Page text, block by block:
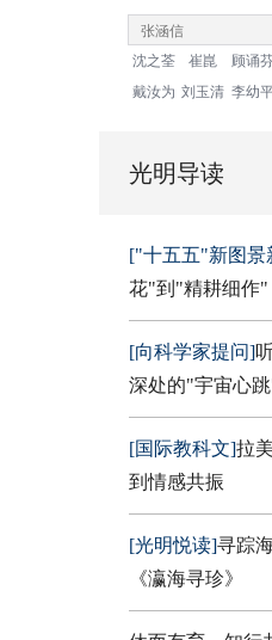
沈之荃 崔崑 顾诵
戴汝为 刘玉清 李幼
光明导读
["十五五"新图景
花"到"精耕细作"
[向科学家提问]
深处的"宇宙心
[国际教科文]拉
到情感共振
[光明悦读]寻踪
《瀛海寻珍》